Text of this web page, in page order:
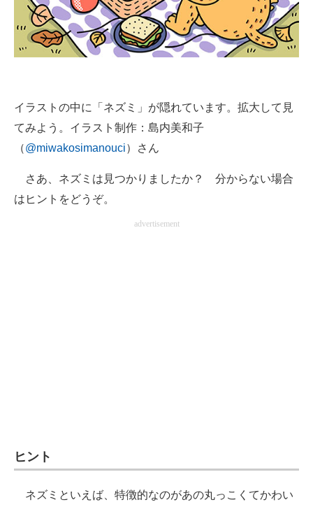
企業向けIT製品の総合サイト
IT製品の技術・比較・事例
モノづくり技術者専門サイト
エレクトロニクス専門サイト
エネルギーの専門メディア
建設×テクノロジーの最前線
イラストの中に「ネズミ」が隠れています。拡大して見
てみよう。イラスト制作：島内美和子
（@miwakosimanouci）さん
さあ、ネズミは見つかりましたか？ 分からない場合
はヒントをどうぞ。
advertisement
ヒント
ネズミといえば、特徴的なのがあの丸っこくてかわい